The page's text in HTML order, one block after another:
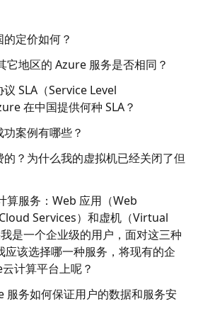
定价如何？
它地区的 Azure 服务是否相同？
SLA（Service Level
在中国提供何种 SLA？
案例有哪些？
？为什么我的虚拟机已经关闭了但
算服务：Web 应用（Web
Services）和虚机（Virtual
是一个企业级的用户，面对这三种
应该选择哪一种服务，将现有的企
计算平台上呢？
服务如何保证用户的数据和服务安